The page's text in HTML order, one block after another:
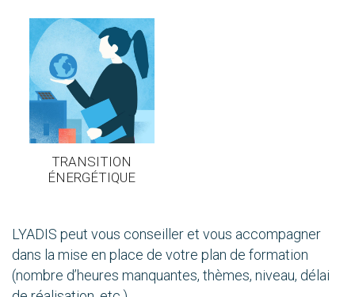
TRANSITION
ÉNERGÉTIQUE
LYADIS peut vous conseiller et vous accompagner
dans la mise en place de votre plan de formation
(nombre d’heures manquantes, thèmes, niveau, délai